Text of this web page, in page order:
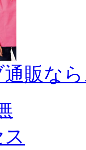
販な